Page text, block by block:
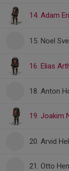
14. Adam
15. Noel
16. Elias
18. Anton
19. Joakim
20. Arvid
21. Otto